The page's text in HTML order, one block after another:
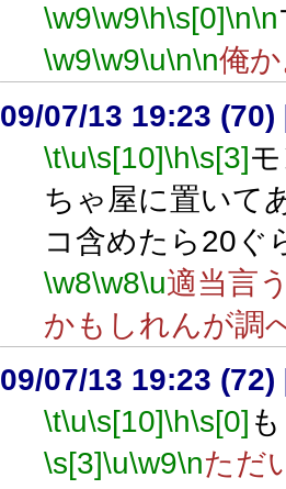
\w9\w9\h\s[0]\n\n
\w9\w9\u\n\n俺
09/07/13 19:23 (70)
\t\u\s[10]\h\s[3]
ちゃ屋に置いて
コ含めたら20ぐ
\w8\w8\u適当言
かもしれんが調
09/07/13 19:23 (72)
\t\u\s[10]\h\s[0]
\s[3]\u\w9\nただ